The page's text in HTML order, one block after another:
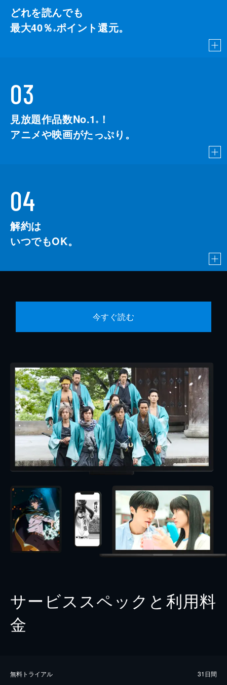
どれを読んでも
最大40％ ※ポイント還元。
03
見放題作品数No.1 ※
！
アニメや映画がたっぷり。
04
解約は
いつでもOK。
今すぐ読む
サービススペックと利用料
金
無料トライアル 31日間